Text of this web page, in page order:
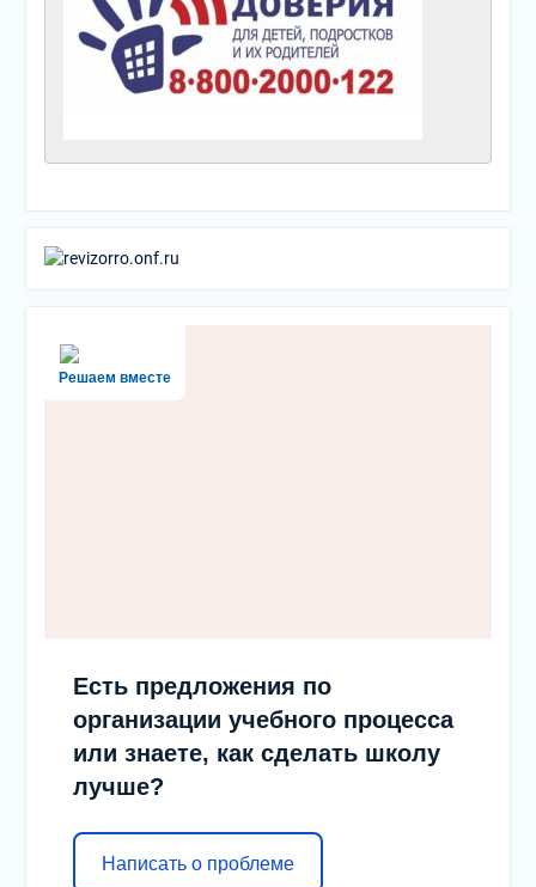
Решаем вместе
Есть предложения по
организации учебного процесса
или знаете, как сделать школу
лучше?
Написать о проблеме